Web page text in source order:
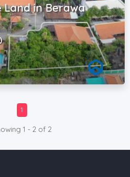
Land in Berawa
1
1 - 2 of 2